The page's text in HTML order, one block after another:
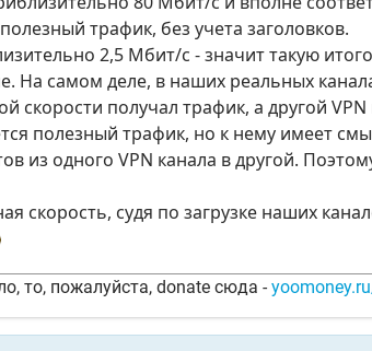
трафик, без учета заголовков.
2,5 Мбит/с - значит такую
На самом деле, в наших реальных
скорости получал трафик, а другой
полезный трафик, но к нему имеет
из одного VPN канала в другой.
скорость, судя по загрузке наших
то, пожалуйста, donate сюда -